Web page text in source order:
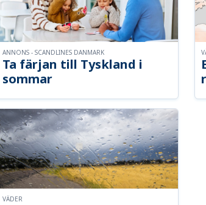
Ta färjan till Tyskland i
sommar
ANNONS - SCANDLINES DANMARK
VÄDER